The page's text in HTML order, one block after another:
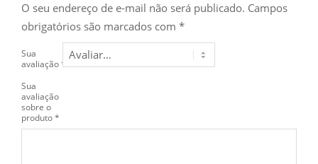
O seu endereço de e-mail não será publicado. Campos
obrigatórios são marcados com *
Sua
avaliação*
Sua
avaliação
sobre o
produto*